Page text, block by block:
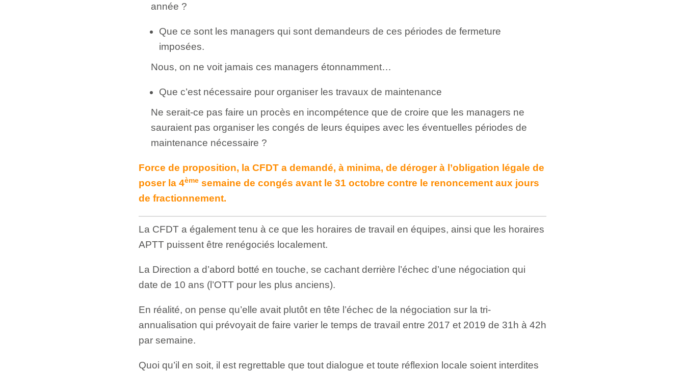
année ?
Que ce sont les managers qui sont demandeurs de ces périodes de fermeture
imposées.
Nous, on ne voit jamais ces managers étonnamment…
Que c’est nécessaire pour organiser les travaux de maintenance
Ne serait-ce pas faire un procès en incompétence que de croire que les managers ne
sauraient pas organiser les congés de leurs équipes avec les éventuelles périodes de
maintenance nécessaire ?
Force de proposition, la CFDT a demandé, à minima, de déroger à l’obligation légale de
poser la 4ème semaine de congés avant le 31 octobre contre le renoncement aux jours
de fractionnement.
La CFDT a également tenu à ce que les horaires de travail en équipes, ainsi que les horaires
APTT puissent être renégociés localement.
La Direction a d’abord botté en touche, se cachant derrière l’échec d’une négociation qui
date de 10 ans (l’OTT pour les plus anciens).
En réalité, on pense qu’elle avait plutôt en tête l’échec de la négociation sur la tri-
annualisation qui prévoyait de faire varier le temps de travail entre 2017 et 2019 de 31h à 42h
par semaine.
Quoi qu’il en soit, il est regrettable que tout dialogue et toute réflexion locale soient interdites